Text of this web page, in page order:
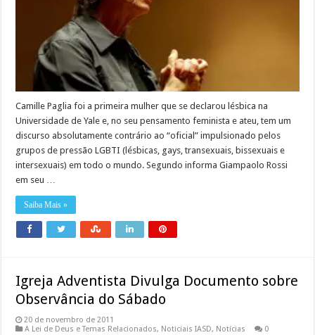
Camille Paglia foi a primeira mulher que se declarou lésbica na
Universidade de Yale e, no seu pensamento feminista e ateu, tem um
discurso absolutamente contrário ao “oficial” impulsionado pelos
grupos de pressão LGBTI (lésbicas, gays, transexuais, bissexuais e
intersexuais) em todo o mundo. Segundo informa Giampaolo Rossi
em seu …
Saiba Mais »
Igreja Adventista Divulga Documento sobre
Observância do Sábado
20 de novembro de 2011
A Lei de Deus e Temas Relacionados, Noticiais IASD, Notícias 0